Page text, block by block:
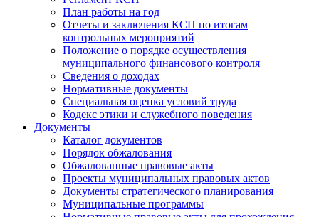
План работы на год
Отчеты и заключения КСП по итогам
контрольных мероприятий
Положение о порядке осуществления
муниципального финансового контроля
Сведения о доходах
Нормативные документы
Специальная оценка условий труда
Кодекс этики и служебного поведения
Документы
Каталог документов
Порядок обжалования
Обжалованные правовые акты
Проекты муниципальных правовых актов
Документы стратегического планирования
Муниципальные программы